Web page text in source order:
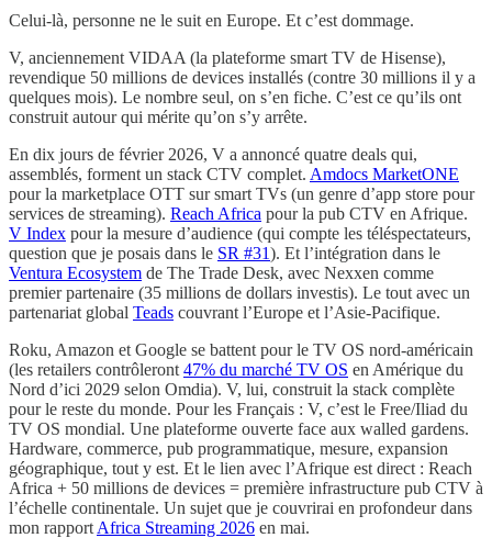
Celui-là, personne ne le suit en Europe. Et c’est dommage.
V, anciennement VIDAA (la plateforme smart TV de Hisense),
revendique 50 millions de devices installés (contre 30 millions il y a
quelques mois). Le nombre seul, on s’en fiche. C’est ce qu’ils ont
construit autour qui mérite qu’on s’y arrête.
En dix jours de février 2026, V a annoncé quatre deals qui,
assemblés, forment un stack CTV complet. Amdocs MarketONE
pour la marketplace OTT sur smart TVs (un genre d’app store pour
services de streaming). Reach Africa pour la pub CTV en Afrique.
V Index pour la mesure d’audience (qui compte les téléspectateurs,
question que je posais dans le SR #31). Et l’intégration dans le
Ventura Ecosystem de The Trade Desk, avec Nexxen comme
premier partenaire (35 millions de dollars investis). Le tout avec un
partenariat global Teads couvrant l’Europe et l’Asie-Pacifique.
Roku, Amazon et Google se battent pour le TV OS nord-américain
(les retailers contrôleront 47% du marché TV OS en Amérique du
Nord d’ici 2029 selon Omdia). V, lui, construit la stack complète
pour le reste du monde. Pour les Français : V, c’est le Free/Iliad du
TV OS mondial. Une plateforme ouverte face aux walled gardens.
Hardware, commerce, pub programmatique, mesure, expansion
géographique, tout y est. Et le lien avec l’Afrique est direct : Reach
Africa + 50 millions de devices = première infrastructure pub CTV à
l’échelle continentale. Un sujet que je couvrirai en profondeur dans
mon rapport Africa Streaming 2026 en mai.